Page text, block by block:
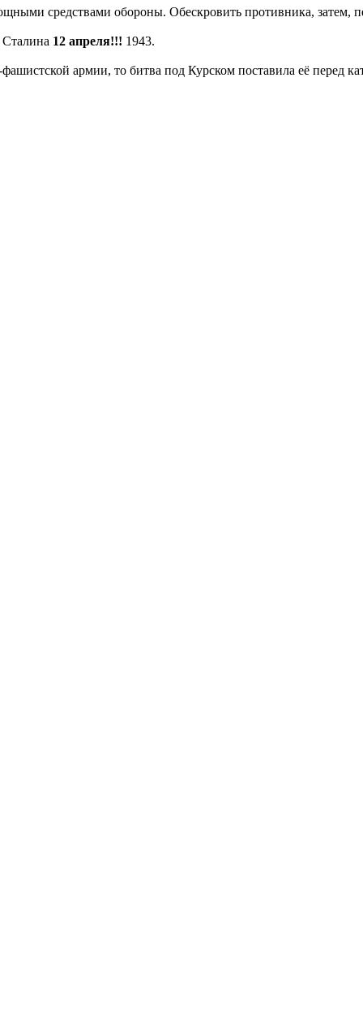
средствами обороны. Обескровить противника,
12 апреля!!! 1943.
армии, то битва под Курском поставила её перед